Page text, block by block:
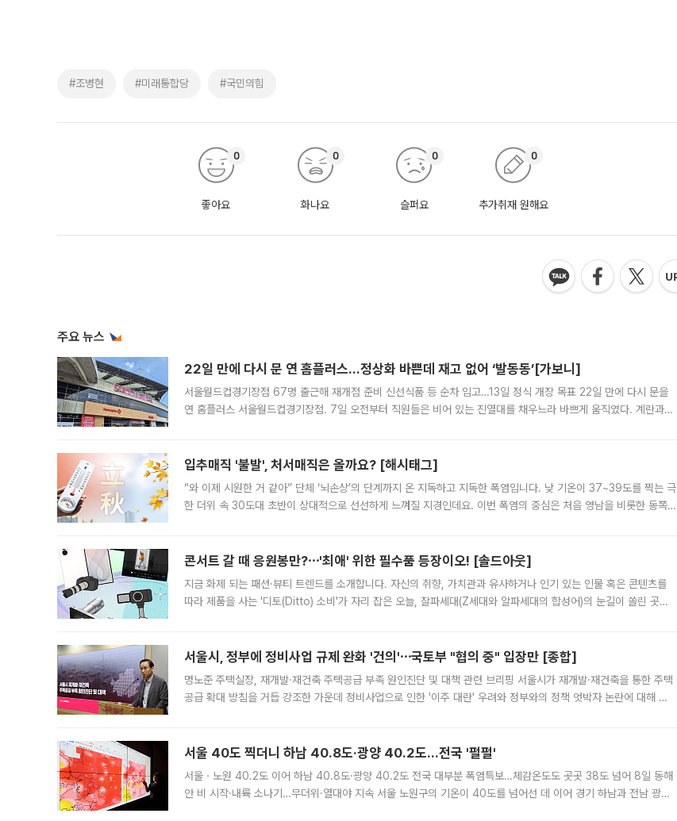
#조병현 #미래통합당 #국민의힘
좋아요
0
화나요
0
슬퍼요
0
추가취재 원해요
0
주요 뉴스
22일 만에 다시 문 연 홈플러스…정상화 바쁜데 재고 없어 ‘발동동’[가보니]
서울월드컵경기장점 67명 출근해 재개점 준비 신선식품 등 순차 입고…13일 정식 개장 목표 22일 만에 다시 문을
연 홈플러스 서울월드컵경기장점. 7일 오전부터 직원들은 비어 있는 진열대를 채우느라 바쁘게 움직였다. 계란과
입추매직 '불발', 처서매직은 올까요? [해시태그]
“와 이제 시원한 거 같아” 단체 ‘뇌손상’의 단계까지 온 지독하고 지독한 폭염입니다. 낮 기온이 37~39도를 찍는 극
한 더위 속 30도대 초반이 상대적으로 선선하게 느껴질 지경인데요. 이번 폭염의 중심은 처음 영남을 비롯한 동쪽
콘서트 갈 때 응원봉만?⋯'최애' 위한 필수품 등장이오! [솔드아웃]
지금 화제 되는 패션·뷰티 트렌드를 소개합니다. 자신의 취향, 가치관과 유사하거나 인기 있는 인물 혹은 콘텐츠를
따라 제품을 사는 '디토(Ditto) 소비'가 자리 잡은 오늘, 잘파세대(Z세대와 알파세대의 합성어)의 눈길이 쏠린 곳은
서울시, 정부에 정비사업 규제 완화 '건의'⋯국토부 "협의 중" 입장만 [종합]
명노준 주택실장, 재개발·재건축 주택공급 부족 원인진단 및 대책 관련 브리핑 서울시가 재개발·재건축을 통한 주택
공급 확대 방침을 거듭 강조한 가운데 정비사업으로 인한 '이주 대란' 우려와 정부와의 정책 엇박자 논란에 대해 정
서울 40도 찍더니 하남 40.8도·광양 40.2도…전국 '펄펄'
서울ㆍ노원 40.2도 이어 하남 40.8도·광양 40.2도 전국 대부분 폭염특보…체감온도도 곳곳 38도 넘어 8일 동해
안 비 시작·내륙 소나기…무더위·열대야 지속 서울 노원구의 기온이 40도를 넘어선 데 이어 경기 하남과 전남 광양